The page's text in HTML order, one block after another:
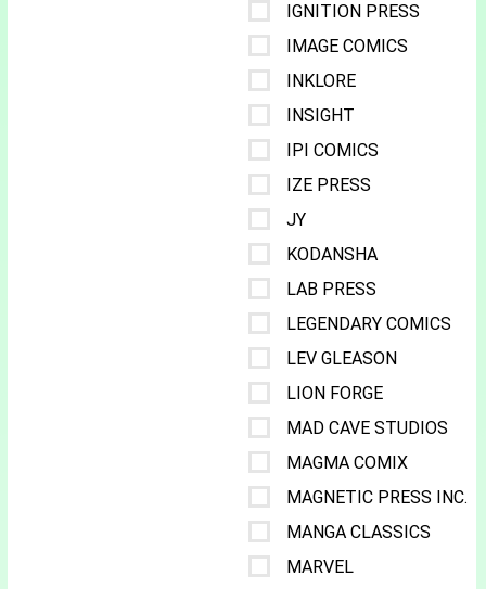
IGNITION PRESS
IMAGE COMICS
INKLORE
INSIGHT
IPI COMICS
IZE PRESS
JY
KODANSHA
LAB PRESS
LEGENDARY COMICS
LEV GLEASON
LION FORGE
MAD CAVE STUDIOS
MAGMA COMIX
MAGNETIC PRESS INC.
MANGA CLASSICS
MARVEL